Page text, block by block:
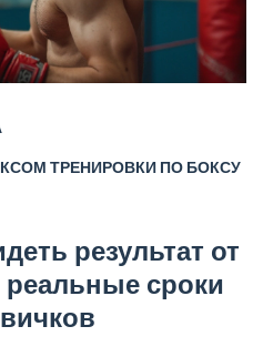
ТРЕНИРОВКИ ПО БОКСУ
результат от
сроки